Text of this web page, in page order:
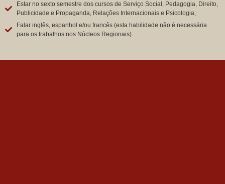
Estar no sexto semestre dos cursos de Serviço Social, Pedagogia, Direito,
Publicidade e Propaganda, Relações Internacionais e Psicologia;
Falar inglês, espanhol e/ou francês (esta habilidade não é necessária
para os trabalhos nos Núcleos Regionais).